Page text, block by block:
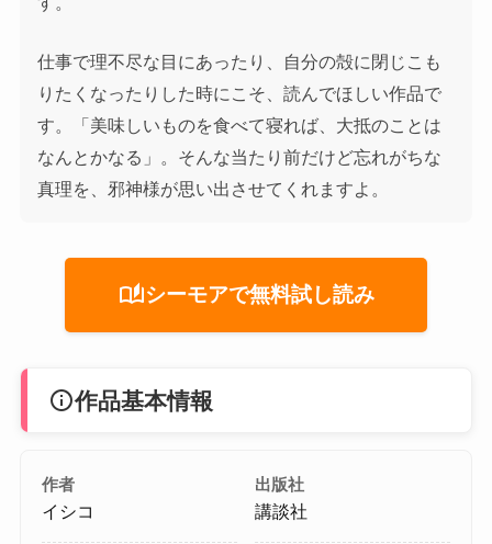
仕事で理不尽な目にあったり、自分の殻に閉じこも
りたくなったりした時にこそ、読んでほしい作品で
す。「美味しいものを食べて寝れば、大抵のことは
なんとかなる」。そんな当たり前だけど忘れがちな
真理を、邪神様が思い出させてくれますよ。
auto_storiesシーモアで無料試し読み
info作品基本情報
作者
イシコ
出版社
講談社